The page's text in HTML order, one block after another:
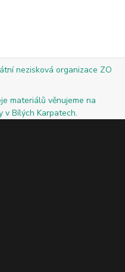
nezisková organizace ZO
materiálů věnujeme na
v Bílých Karpatech.